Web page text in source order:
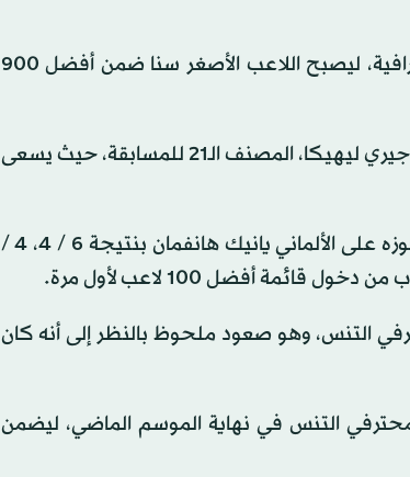
ويحتل كوامي المركز الـ385 عالميا، وهو أعلى تصنيف له في مسيرته الاحترافية، ليصبح اللاعب الأصغر سنا ضمن أفضل 900
وضرب اللاعب الفرنسي الواعد موعدا في الدور المقبل للبطولة أمام التشيكي جيري ليهيكا، المصنف الـ21 للمسابقة، حيث يسعى
وأكد جودار "19 عاما"استمرار تألق اللاعبين الشباب في البطولة، وذلك بعد فوزه على الألماني يانيك هانفمان بنتيجة 6 / 4، 4 /
المركز الـ93 في تصنيف رابطة محترفي التنس، وهو صعود ملحوظ بالنظر إلى أنه كان
محترفي التنس في نهاية الموسم الماضي، ليضمن